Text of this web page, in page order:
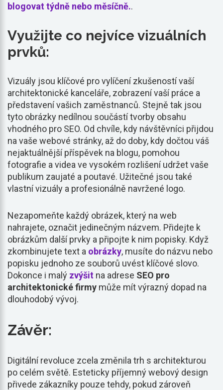
blogovat týdně nebo měsíčně..
Využijte co nejvíce vizuálních
prvků:
Vizuály jsou klíčové pro vylíčení zkušeností vaší
architektonické kanceláře, zobrazení vaší práce a
představení vašich zaměstnanců. Stejně tak jsou
tyto obrázky nedílnou součástí tvorby obsahu
vhodného pro SEO. Od chvíle, kdy návštěvníci přijdou
na vaše webové stránky, až do doby, kdy dočtou váš
nejaktuálnější příspěvek na blogu, pomohou
fotografie a videa ve vysokém rozlišení udržet vaše
publikum zaujaté a poutavé. Užitečné jsou také
vlastní vizuály a profesionálně navržené logo.
Nezapomeňte každý obrázek, který na web
nahrajete, označit jedinečným názvem. Přidejte k
obrázkům další prvky a připojte k nim popisky. Když
zkombinujete text a obrázky, musíte do názvu nebo
popisku jednoho ze souborů uvést klíčové slovo.
Dokonce i malý zvýšit na adrese SEO pro
architektonické firmy může mít výrazný dopad na
dlouhodobý vývoj.
Závěr:
Digitální revoluce zcela změnila trh s architekturou
po celém světě. Esteticky příjemný webový design
přivede zákazníky pouze tehdy, pokud zároveň